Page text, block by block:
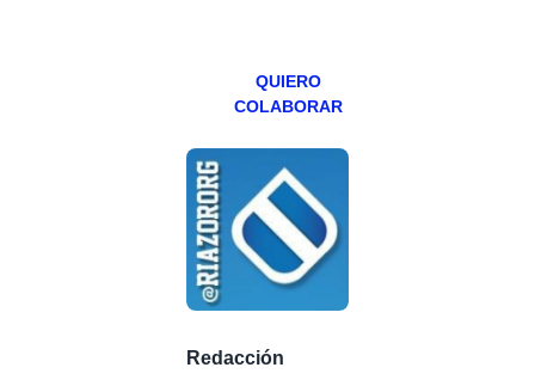
QUIERO
COLABORAR
Redacción